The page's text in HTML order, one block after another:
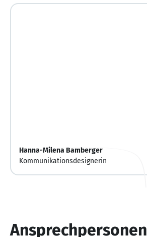
Hanna-Milena Bamberger
Kommunikationsdesignerin
Ansprechpersonen